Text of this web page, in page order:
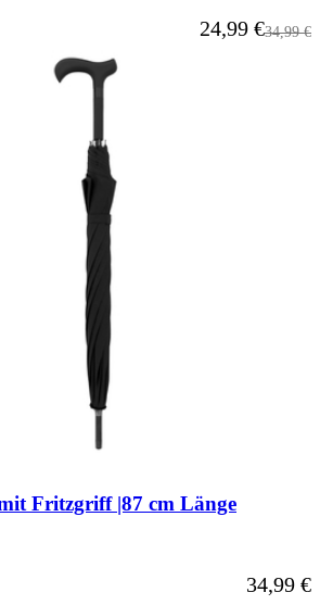
Ab
24,99 €34,99 €
Fritzgriff |87 cm Länge
Ab
34,99 €